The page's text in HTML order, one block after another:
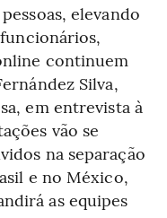
elevando
continuem
Silva,
em entrevista à
vão se
na separação
e no México,
as equipes